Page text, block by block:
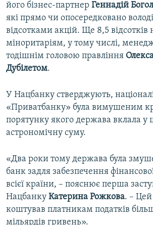
його бізнес-партнер Геннадій
які прямо чи опосередковано
відсотками акцій. Ще 8,5 відсотків
міноритаріям, у тому числі,
тодішнім головою правління
Дубілетом.
У Нацбанку стверджують,
«Приватбанку» була вимушеним
порятунку якого держава вклала у
астрономічну суму.
«Два роки тому держава була
банк задля забезпечення
всієї країни, – пояснює перша
Нацбанку Катерина Рожкова. –
коштував платникам податків
мільярдів гривень».